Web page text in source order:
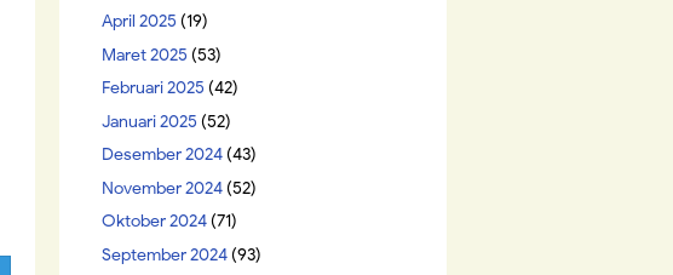
April 2025 (19)
Maret 2025 (53)
Februari 2025 (42)
Januari 2025 (52)
Desember 2024(43)
November 2024(52)
Oktober 2024(71)
September 2024(93)